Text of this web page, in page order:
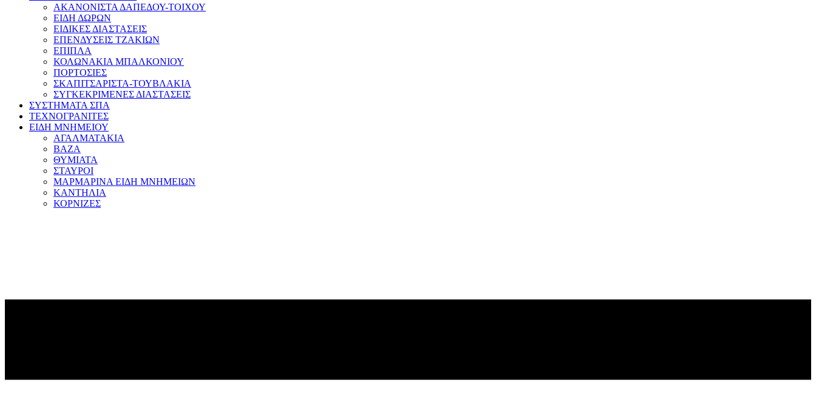
ΑΚΑΝΟΝΙΣΤΑ ΔΑΠΕΔΟΥ-ΤΟΙΧΟΥ
ΕΙΔΗ ΔΩΡΩΝ
ΕΙΔΙΚΕΣ ΔΙΑΣΤΑΣΕΙΣ
ΕΠΕΝΔΥΣΕΙΣ ΤΖΑΚΙΩΝ
ΕΠΙΠΛΑ
ΚΟΛΩΝΑΚΙΑ ΜΠΑΛΚΟΝΙΟΥ
ΠΟΡΤΟΣΙΕΣ
ΣΚΑΠΙΤΣΑΡΙΣΤΑ-ΤΟΥΒΛΑΚΙΑ
ΣΥΓΚΕΚΡΙΜΕΝΕΣ ΔΙΑΣΤΑΣΕΙΣ
ΣΥΣΤΗΜΑΤΑ ΣΠΑ
ΤΕΧΝΟΓΡΑΝΙΤΕΣ
ΕΙΔΗ ΜΝΗΜΕΙΟΥ
ΑΓΑΛΜΑΤΑΚΙΑ
ΒΑΖΑ
ΘΥΜΙΑΤΑ
ΣΤΑΥΡΟΙ
ΜΑΡΜΑΡΙΝΑ ΕΙΔΗ ΜΝΗΜΕΙΩΝ
ΚΑΝΤΗΛΙΑ
ΚΟΡΝΙΖΕΣ